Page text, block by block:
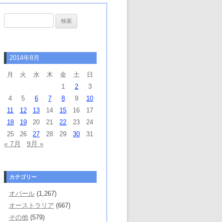
2014年8月
月 火 水 木 金 土
日
1
2
3
4
5 6 7 8 9
10
11
12 13 14 15 16
17
18
19 20 21 22 23
24
25
26 27 28 29 30 31
« 7月 9月 »
カテゴリー
オパール(1,267)
オーストラリア (667)
その他(579)